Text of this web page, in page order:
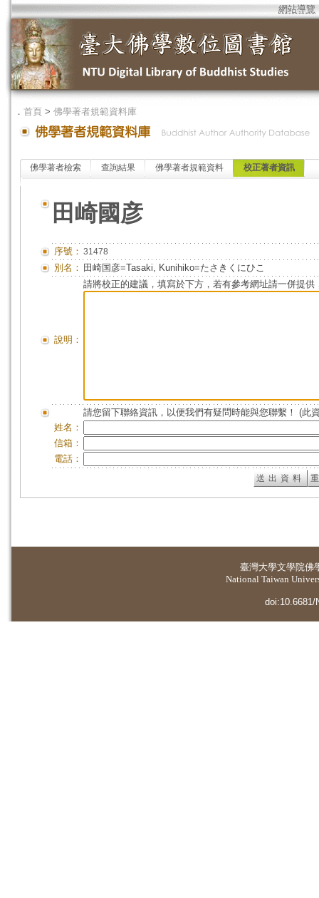
網站導覽
． 首頁 > 佛學著者規範資料庫
佛學著者檢索 查詢結果 佛學著者規範資料 校正著者資訊
田崎國彦
序號： 31478
別名： 田崎国彦=Tasaki, Kunihiko=たさきくにひこ
說明：
請將校正的建議，填寫於下方，若有參考網址請一併提供
請您留下聯絡資訊，以便我們有疑問時能與您聯繫！ (此
姓名：
信箱：
電話：
臺灣大學文學院佛
National Taiwan
doi:10.6681/